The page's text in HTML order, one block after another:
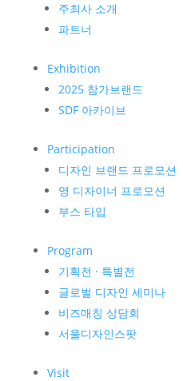
주최사 소개
파트너
Exhibition
2025 참가브랜드
SDF 아카이브
Participation
디자인 브랜드 프로모션
영 디자이너 프로모션
부스 타입
Program
기획전 · 특별전
글로벌 디자인 세미나
비즈매칭 상담회
서울디자인스팟
Visit